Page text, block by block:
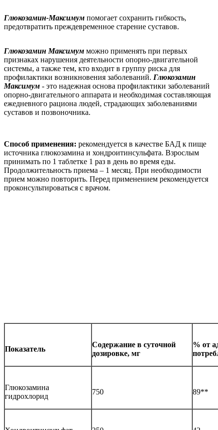
Глюкозамин-Максимум помогает сохранить гибкость,
предотвратить преждевременное старение суставов.
Глюкозамин Максимум можно применять при первых
признаках нарушения деятельности опорно-двигательной
системы, а также тем, кто входит в группу риска для
профилактики возникновения заболеваний. Глюкозамин
Максимум - это надежная основа профилактики заболеваний
опорно-двигательного аппарата и необходимая составляющая
ежедневного рациона людей, страдающих заболеваниями
суставов и позвоночника.
Способ применения: рекомендуется в качестве БАД к пище
источника глюкозамина и хондроитинсульфата. Взрослым
принимать по 1 таблетке 1 раз в день во время еды.
Продолжительность приема – 1 месяц. При необходимости
прием можно повторить. Перед применением рекомендуется
проконсультироваться с врачом.
Показатель
Содержание в суточной
дозировке, мг
% от
Глюкозамина
гидрохлорид
750 89**